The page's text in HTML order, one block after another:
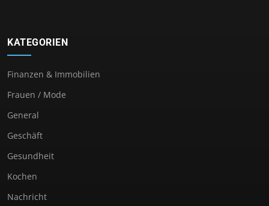
KATEGORIEN
Finanzen & Immobilien
Frauen / Mode
General
Geschäft
Gesundheit
Kochen
Nachricht